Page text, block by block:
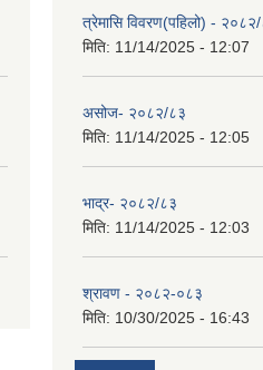
त्रेमासि विवरण(पहिलो) -
मिति: 11/14/2025 - 12:07
असोज- २०८२/८३
मिति: 11/14/2025 - 12:05
भाद्र- २०८२/८३
मिति: 11/14/2025 - 12:03
श्रावण - २०८२-०८३
मिति: 10/30/2025 - 16:43